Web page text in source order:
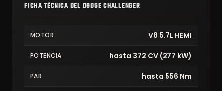
FICHA TÉCNICA DEL DODGE CHALLENGER
MOTOR V8 5.7L HEMI
POTENCIA hasta 372 CV (277 kW)
PAR hasta 556 Nm